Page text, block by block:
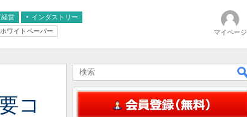
営 インダストリー
ホワイトペーパー マイページ
コ